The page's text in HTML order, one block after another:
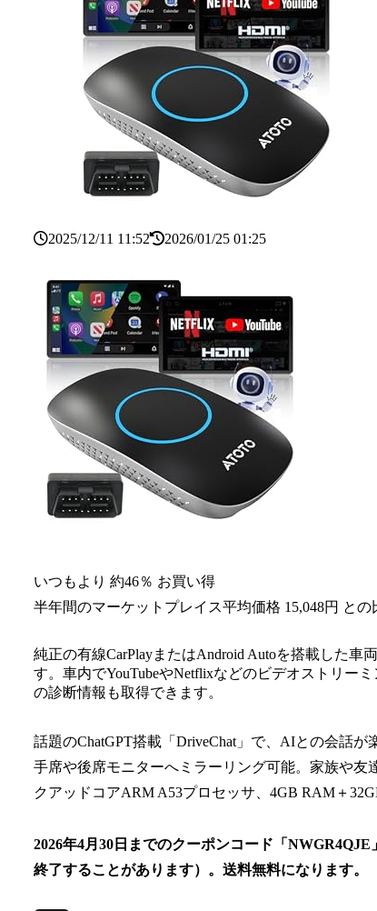
2025/12/11 11:52 2026/01/25 01:25
いつもより 約46％ お買い得
半年間のマーケットプレイス平均価格 15,048円 との
純正の有線CarPlayまたはAndroid Autoを搭載した
す。車内でYouTubeやNetflixなどのビデオストリー
の診断情報も取得できます。
話題のChatGPT搭載「DriveChat」で、AIとの会話
手席や後席モニターへミラーリング可能。家族や友
クアッドコアARM A53プロセッサ、4GB RAM＋
2026年4月30日までのクーポンコード「 NWGR4QJE 」
終了することがあります）。送料無料になります。